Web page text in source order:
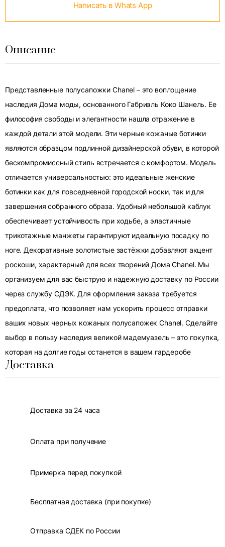
Написать в Whats App
Описание
Представленные полусапожки Chanel – это воплощение
наследия Дома моды, основанного Габриэль Коко Шанель. Ее
философия свободы и элегантности нашла отражение в
каждой детали этой модели. Эти черные кожаные ботинки
являются образцом подлинной дизайнерской обуви, в которой
бескомпромиссный стиль встречается с комфортом. Модель
отличается универсальностью: это идеальные женские
ботинки как для повседневной городской носки, так и для
завершения собранного образа. Удобный небольшой каблук
обеспечивает устойчивость при ходьбе, а эластичные
трикотажные манжеты гарантируют идеальную посадку по
ноге. Декоративные золотистые застёжки добавляют акцент
роскоши, характерный для всех творений Дома Chanel. Мы
организуем для вас быструю и надежную доставку по России
через службу СДЭК. Для оформления заказа требуется
предоплата, что позволяет нам ускорить процесс отправки
ваших новых черных кожаных полусапожек Chanel. Сделайте
выбор в пользу наследия великой мадемуазель – это покупка,
которая на долгие годы останется в вашем гардеробе
Доставка
Доставка за 24 часа
Оплата при получение
Примерка перед покупкой
Бесплатная доставка (при покупке)
Отправка СДЕК по России